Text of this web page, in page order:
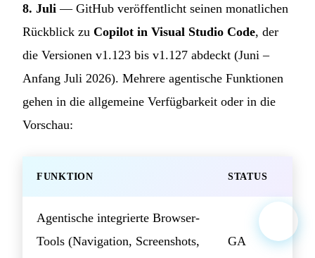
8. Juli — GitHub veröffentlicht seinen monatlichen
Rückblick zu Copilot in Visual Studio Code, der
die Versionen v1.123 bis v1.127 abdeckt (Juni –
Anfang Juli 2026). Mehrere agentische Funktionen
gehen in die allgemeine Verfügbarkeit oder in die
Vorschau:
FUNKTION STATUS
Agentische integrierte Browser-
Tools (Navigation, Screenshots,
GA